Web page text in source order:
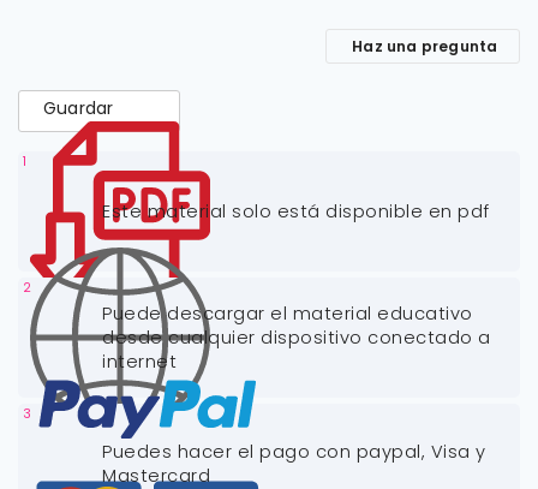
Haz una pregunta
Guardar
1
Este material solo está disponible en pdf
2
Puede descargar el material educativo
desde cualquier dispositivo conectado a
internet
3
Puedes hacer el pago con paypal, Visa y
Mastercard